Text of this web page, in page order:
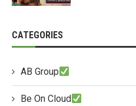
CATEGORIES
AB Group
Be On Cloud